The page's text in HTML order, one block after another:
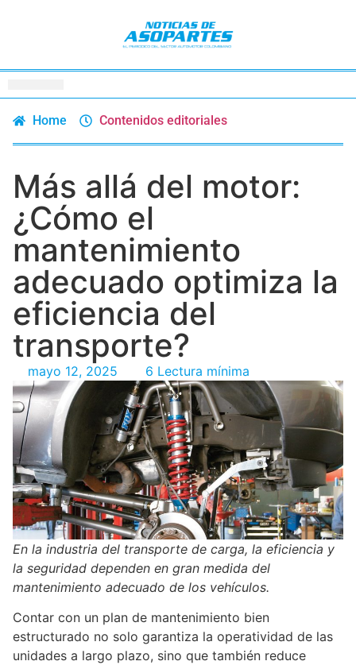
Home Contenidos editoriales
Más allá del motor:
¿Cómo el
mantenimiento
adecuado optimiza la
eficiencia del
transporte?
mayo 12, 2025 6 Lectura mínima
En la industria del transporte de carga, la eficiencia y
la seguridad dependen en gran medida del
mantenimiento adecuado de los vehículos.
Contar con un plan de mantenimiento bien
estructurado no solo garantiza la operatividad de las
unidades a largo plazo, sino que también reduce